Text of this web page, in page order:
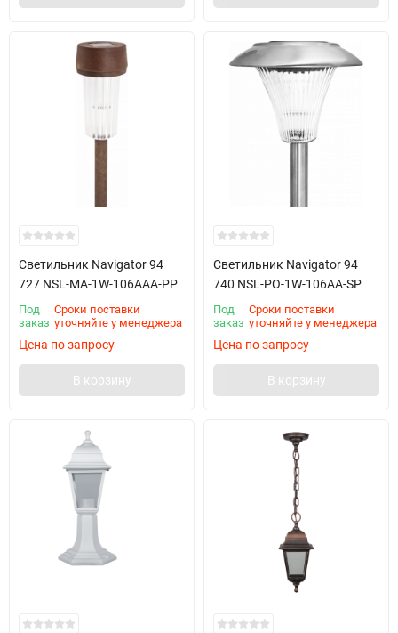
Светильник Navigator 94
727 NSL-MA-1W-106AAA-PP
Под
заказ
Сроки поставки
уточняйте у менеджера
Цена по запросу
В корзину
Светильник Navigator 94
740 NSL-PO-1W-106AA-SP
Под
заказ
Сроки поставки
уточняйте у менеджера
Цена по запросу
В корзину